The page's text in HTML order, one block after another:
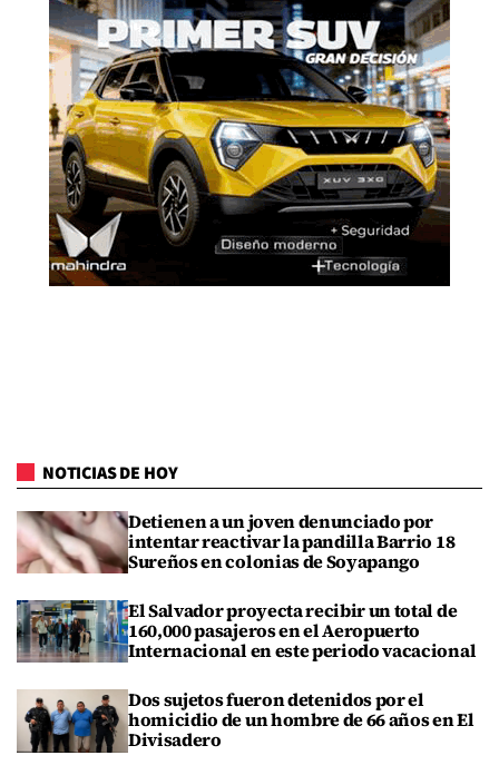
NOTICIAS DE HOY
Detienen a un joven denunciado por
intentar reactivar la pandilla Barrio 18
Sureños en colonias de Soyapango
El Salvador proyecta recibir un total de
160,000 pasajeros en el Aeropuerto
Internacional en este periodo vacacional
Dos sujetos fueron detenidos por el
homicidio de un hombre de 66 años en El
Divisadero